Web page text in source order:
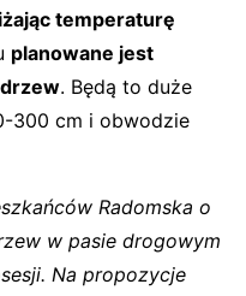
temperaturę
planowane jest
. Będą to duże
300 cm i obwodzie
Radomska o
w pasie drogowym
Na propozycje